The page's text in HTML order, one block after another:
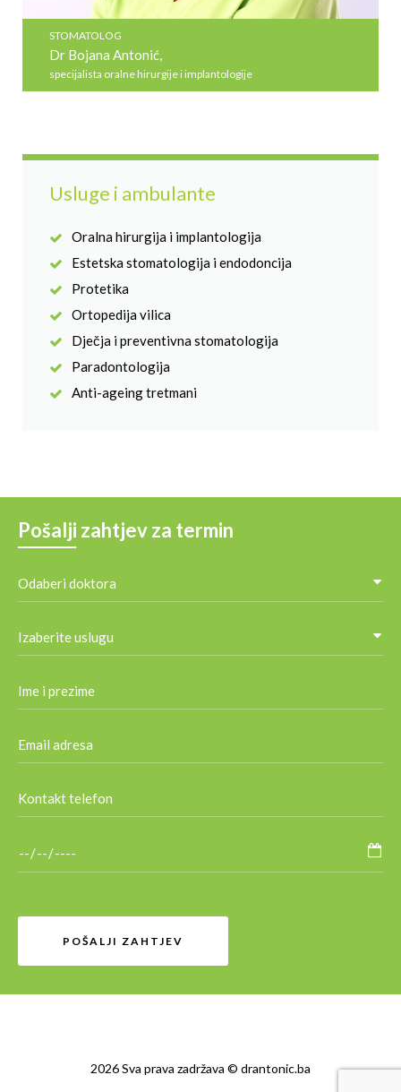
STOMATOLOG
Dr Bojana Antonić,
specijalista oralne hirurgije i implantologije
Usluge i ambulante
Oralna hirurgija i implantologija
Estetska stomatologija i endodoncija
Protetika
Ortopedija vilica
Dječja i preventivna stomatologija
Paradontologija
Anti-ageing tretmani
Pošalji zahtjev za termin
2026 Sva prava zadržava © drantonic.ba